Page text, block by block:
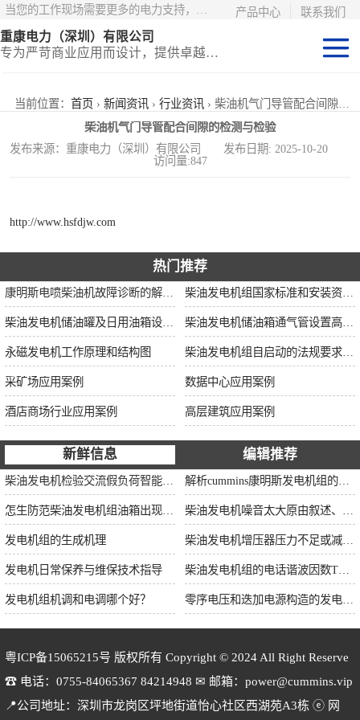
联系我们
产品中心
重康电力（深圳）有限公司
专为严苛商业应用而设计，提供卓越的价值和匹配的功能
当前位置： 首页 › 新闻资讯 › 行业资讯 › 柴油机气门导管配合间隙的检测与检验
柴油机气门导管配合间隙的检测与检验
发布来源：重康电力（深圳）有限公司 发布日期: 2025-10-20
访问量:847
http://www.hsfdjw.com
热门推荐
永磁发电机工作原理和结构图
采矿场应用案例 数据中心应用案例
酒店商场行业应用案例 高层建筑应用案例
新鲜信息 编辑推荐
发电机组的生成机理
发电机日常保养与维保技术指导
发电机组机调和电调哪个好？
粤ICP备15065215号 版权所有 Copyright © 2024 All Right Reserve
☎ 电话：0755-84065367 84214948 ✉ 邮箱：power@cummins.vip
📍公司地址：深圳市龙岗区坪地街道怡心社区西湖苑A3栋 ⓔ 网
静音型集装箱电
站
移动式挂车电站